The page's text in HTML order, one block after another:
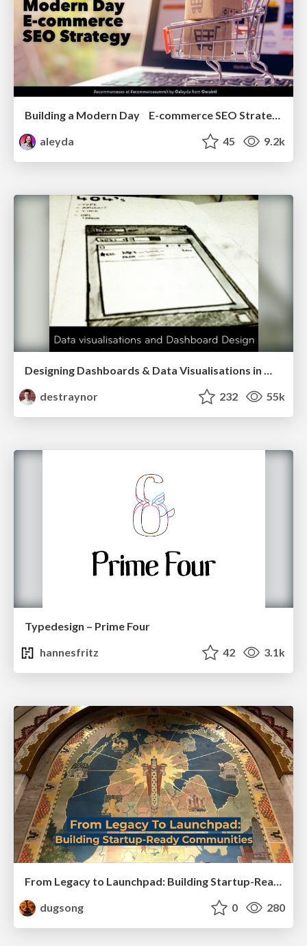
Building a Modern Day E-commerce SEO Strategy
aleyda
45 9.2k
Designing Dashboards & Data Visualisations in Web Apps
destraynor
232 55k
Typedesign – Prime Four
hannesfritz
42 3.1k
From Legacy to Launchpad: Building Startup-Ready Communities
dugsong
0 280